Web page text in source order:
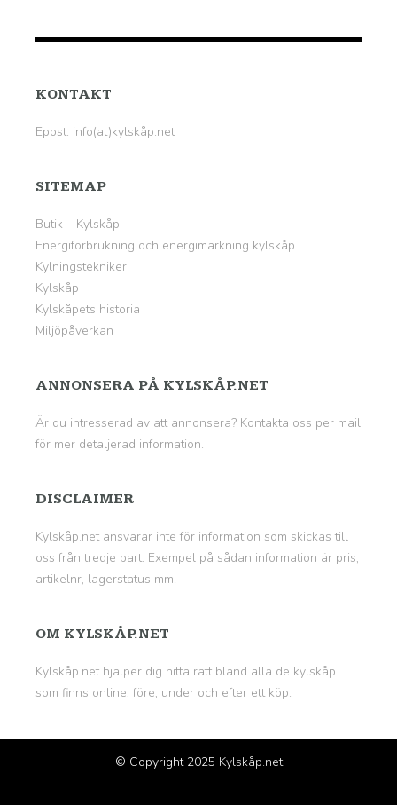
KONTAKT
Epost: info(at)kylskåp.net
SITEMAP
Butik – Kylskåp
Energiförbrukning och energimärkning kylskåp
Kylningstekniker
Kylskåp
Kylskåpets historia
Miljöpåverkan
ANNONSERA PÅ KYLSKÅP.NET
Är du intresserad av att annonsera? Kontakta oss per mail
för mer detaljerad information.
DISCLAIMER
Kylskåp.net ansvarar inte för information som skickas till
oss från tredje part. Exempel på sådan information är pris,
artikelnr, lagerstatus mm.
OM KYLSKÅP.NET
Kylskåp.net hjälper dig hitta rätt bland alla de kylskåp
som finns online, före, under och efter ett köp.
© Copyright 2025 Kylskåp.net